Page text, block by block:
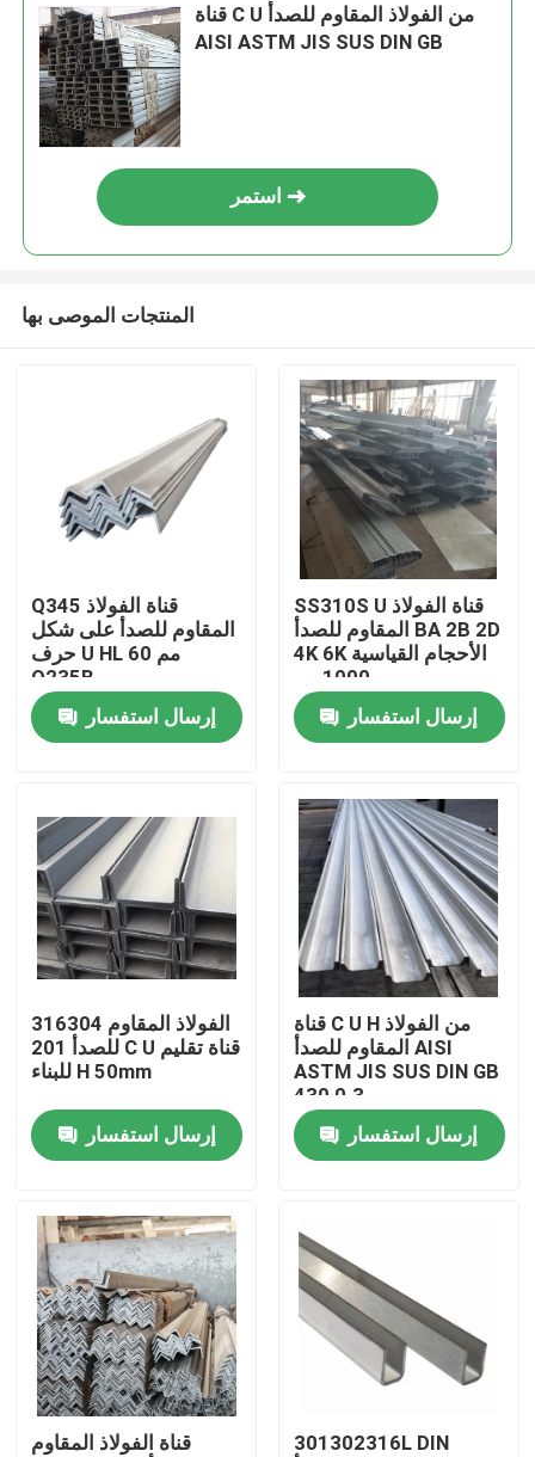
حول بنا
إتصال
لفائف الفولاذ المقاوم للصدأ TISCO
لوحة معدنية من الفولاذ المقاوم للصدأ
ورقة لوحة الكربون الصلب
لفائف الصلب جي
أنابيب الصلب SS
شريط دائري من الفولاذ المقاوم للصدأ
قناة C U من الفولاذ المقاوم للصدأ
AISI ASTM JIS SUS DIN GB
استمر
المنتجات الموصى بها
Q345 قناة الفولاذ
المقاوم للصدأ على شكل
حرف U HL 60 مم
Q235B
إرسال استفسار
SS310S U قناة الفولاذ
المقاوم للصدأ BA 2B 2D
4K 6K الأحجام القياسية
1000 مم
إرسال استفسار
316304 الفولاذ المقاوم
للصدأ 201 C U قناة تقليم
للبناء H 50mm
إرسال استفسار
قناة C U H من الفولاذ
المقاوم للصدأ AISI
ASTM JIS SUS DIN GB
إرسال استفسار
قناة الفولاذ المقاوم
301302316L DIN